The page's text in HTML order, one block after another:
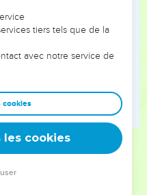
seigneur. Elisée lui
? » Il répondit : « Ton
pour venir à ta
de l'argent pour
vignes, des brebis, des
?
à toi et à ta descendance
tiers tels que de la
avec notre service de
cookies
les cookies